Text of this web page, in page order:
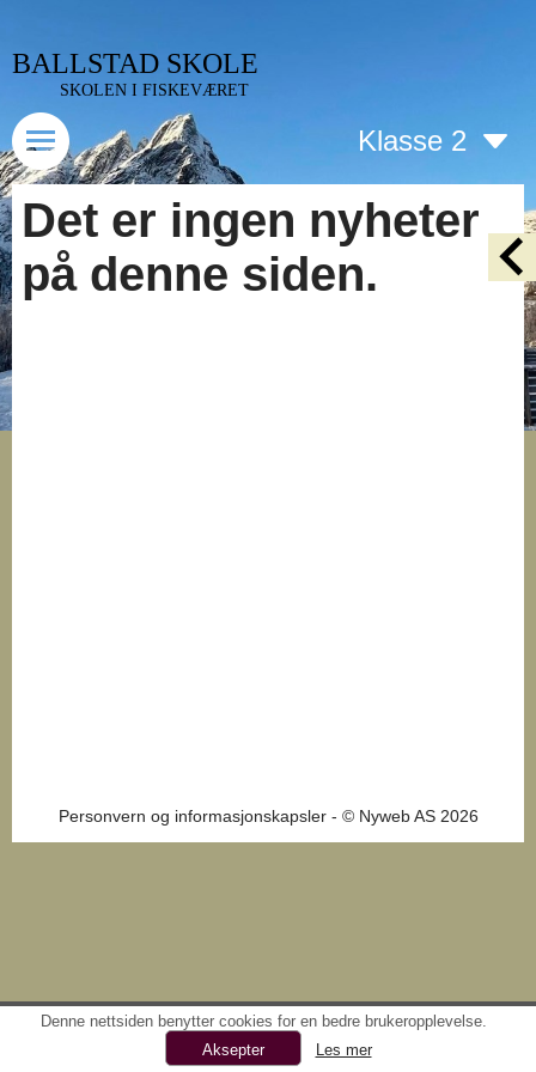
BALLSTAD SKOLE
SKOLEN I FISKEVÆRET
Klasse 2
Det er ingen nyheter
på denne siden.
Personvern og informasjonskapsler- © Nyweb AS 2026
Denne nettsiden benytter cookies for en bedre brukeropplevelse.
Les mer